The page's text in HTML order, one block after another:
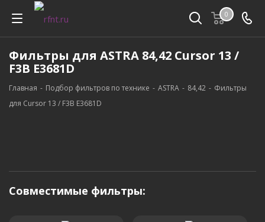
0
Фильтры для ASTRA 84,42 Cursor 13 /
F3B E3681D
Главная - Подбор фильтров по технике - ASTRA - 84,42 - Фильтры
для Cursor 13 / F3B E3681D
Совместимые фильтры: